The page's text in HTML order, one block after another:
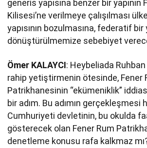
generis yapısına benzer bir yapının
Kilisesi’ne verilmeye çalışılması
yapısının bozulmasına, federatif bir
dönüştürülmemize sebebiyet
Ömer KALAYCI: Heybeliada
rahip yetiştirmenin ötesinde, Fener
Patrikhanesinin “ekümeniklik”
bir adım. Bu adımın gerçekleşmesi
Cumhuriyeti devletinin, bu okulda
gösterecek olan Fener Rum
denetleme konusu rafa kalkmaz